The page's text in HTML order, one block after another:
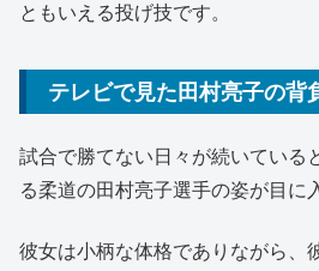
ともいえる投げ技です。
テレビで見た田村亮子の背
試合で勝てない日々が続いている
る柔道の田村亮子選手の姿が目に
彼女は小柄な体格でありながら、